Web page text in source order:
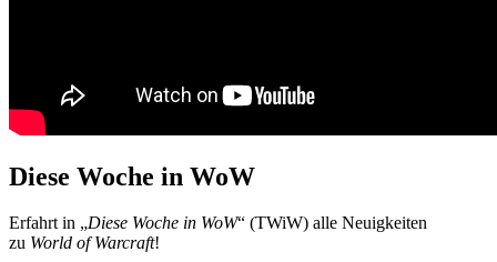
Diese Woche in WoW
Erfahrt in „Diese Woche in WoW“ (TWiW) alle Neuigkeiten
zu World of Warcraft!